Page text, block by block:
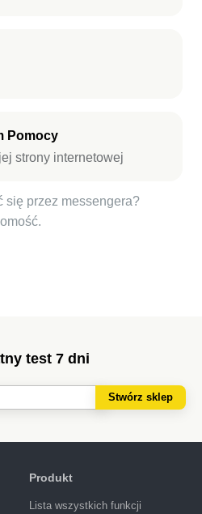
Pomocy
strony internetowej
się przez messengera?
test 7 dni
Stwórz sklep
Produkt
Lista wszystkich funkcji